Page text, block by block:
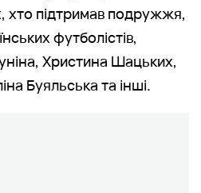
хто підтримав подружжя,
футболістів,
Христина Шацьких,
Буяльська та інші.